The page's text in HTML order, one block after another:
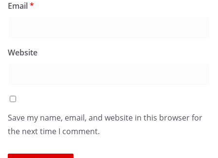
Email*
Website
Save my name, email, and website in this browser for
the next time I comment.